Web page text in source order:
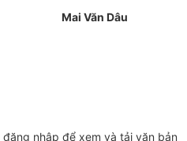
Mai Văn Dâu
đăng nhập để xem và tải văn bản